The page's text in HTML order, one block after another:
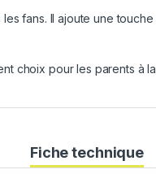
les fans. Il ajoute une
choix pour les parents à
Fiche technique